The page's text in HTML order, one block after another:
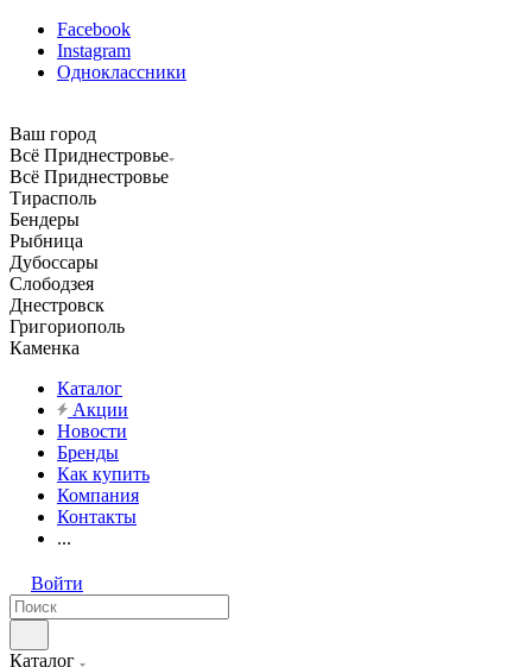
Facebook
Instagram
Одноклассники
Ваш город
Всё Приднестровье
Всё Приднестровье
Тирасполь
Бендеры
Рыбница
Дубоссары
Слободзея
Днестровск
Григориополь
Каменка
Каталог
Акции
Новости
Бренды
Как купить
Компания
Контакты
...
Войти
Каталог